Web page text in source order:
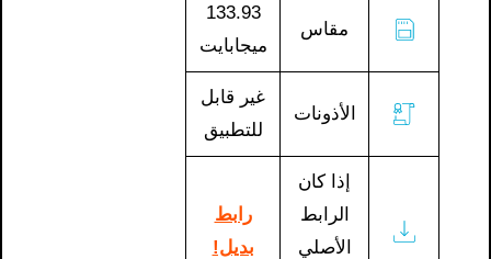
مقاس
133.93
ميجابايت
الأذونات
غير قابل
للتطبيق
إذا كان
الرابط
الأصلي
رابط
بديل!